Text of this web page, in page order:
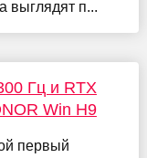
выглядят п...
Гц и RTX
Win H9
первый